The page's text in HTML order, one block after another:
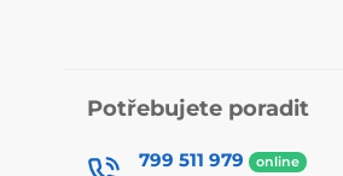
Potřebujete poradit
799 511 979 online